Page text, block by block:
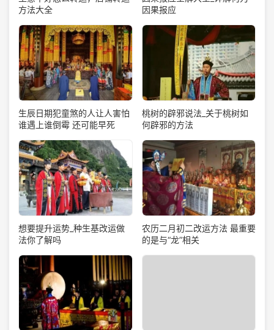
方法大全
因果报应
生辰日期犯童煞的人让人害怕
谁遇上谁倒霉 还可能早死
桃树的辟邪说法_关于桃树如
何辟邪的方法
想要提升运势_种生基改运做
法你了解吗
农历二月初二改运方法 最重要
的是与“龙”相关